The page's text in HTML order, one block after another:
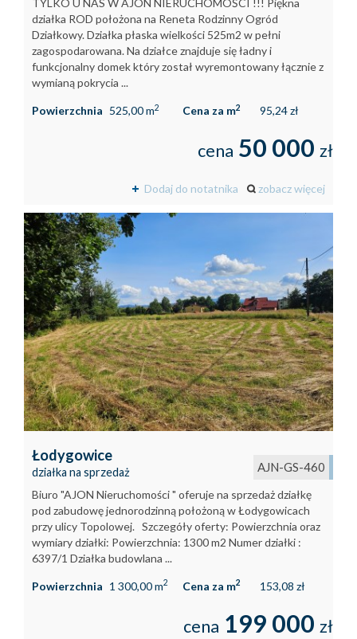
działka ROD położona na Reneta Rodzinny Ogród
Działkowy. Działka płaska wielkości 525m2 w pełni
zagospodarowana. Na działce znajduje się ładny i
funkcjonalny domek który został wyremontowany łącznie z
wymianą pokrycia ...
Powierzchnia 525,00 m2 Cena za m2 95,24 zł
cena 50 000 zł
Dodaj do notatnika zobacz więcej
Łodygowice
działka na sprzedaż AJN-GS-460
Biuro "AJON Nieruchomości " oferuje na sprzedaż działkę
pod zabudowę jednorodzinną położoną w Łodygowicach
przy ulicy Topolowej. Szczegóły oferty: Powierzchnia oraz
wymiary działki: Powierzchnia: 1300 m2 Numer działki :
6397/1 Działka budowlana ...
Powierzchnia 1 300,00 m2 Cena za m2 153,08 zł
cena 199 000 zł